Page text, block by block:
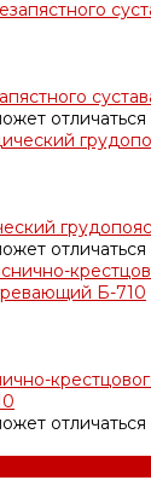
отличаться
отличаться
отличаться